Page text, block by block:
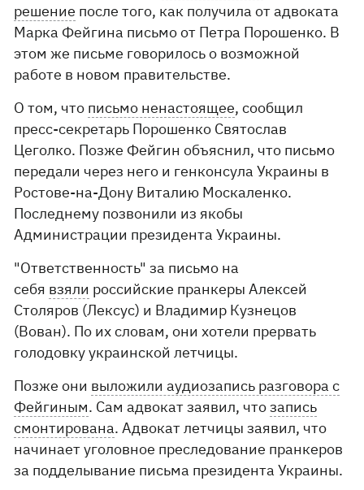
решение после того, как получила от адвоката
Марка Фейгина письмо от Петра Порошенко. В
этом же письме говорилось о возможной
работе в новом правительстве.
О том, что письмо ненастоящее, сообщил
пресс-секретарь Порошенко Святослав
Цеголко. Позже Фейгин объяснил, что письмо
передали через него и генконсула Украины в
Ростове-на-Дону Виталию Москаленко.
Последнему позвонили из якобы
Администрации президента Украины.
"Ответственность" за письмо на
себя взяли российские пранкеры Алексей
Столяров (Лексус) и Владимир Кузнецов
(Вован). По их словам, они хотели прервать
голодовку украинской летчицы.
Позже они выложили аудиозапись разговора с
Фейгиным. Сам адвокат заявил, чтозапись
смонтирована. Адвокат летчицы заявил, что
начинает уголовное преследование пранкеров
за подделывание письма президента Украины.